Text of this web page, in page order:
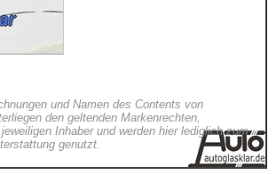
und Namen des Contents von
den geltenden Markenrechten,
Inhaber und werden hier lediglich zum
genutzt.